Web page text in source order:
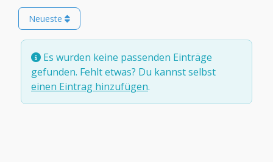
Neueste
Es wurden keine passenden Einträge
gefunden. Fehlt etwas? Du kannst selbst
einen Eintrag hinzufügen.